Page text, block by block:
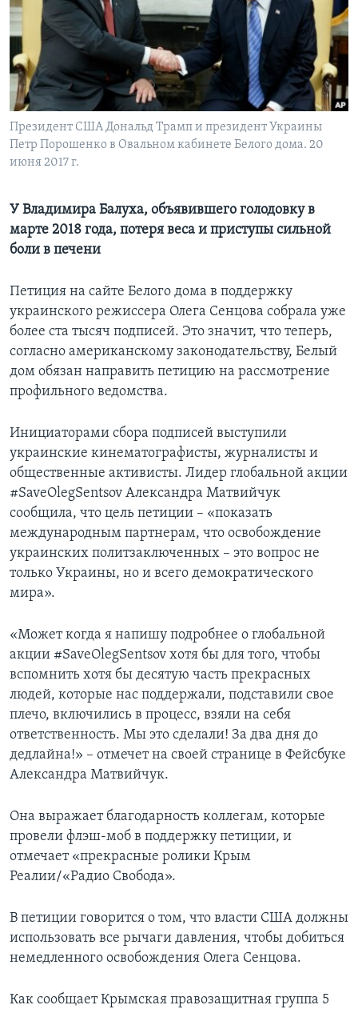
Learning English
СОЦИАЛЬНЫЕ СЕТИ
Языки
Президент США Дональд Трамп и президент Украины
Петр Порошенко в Овальном кабинете Белого дома. 20
июня 2017 г.
У Владимира Балуха, объявившего голодовку в
марте 2018 года, потеря веса и приступы сильной
боли в печени
Петиция на сайте Белого дома в поддержку
украинского режиссера Олега Сенцова собрала уже
более ста тысяч подписей. Это значит, что теперь,
согласно американскому законодательству, Белый
дом обязан направить петицию на рассмотрение
профильного ведомства.
Инициаторами сбора подписей выступили
украинские кинематографисты, журналисты и
общественные активисты. Лидер глобальной акции
#SaveOlegSentsov Александра Матвийчук
сообщила, что цель петиции – «показать
международным партнерам, что освобождение
украинских политзаключенных – это вопрос не
только Украины, но и всего демократического
мира».
«Может когда я напишу подробнее о глобальной
акции #SaveOlegSentsov хотя бы для того, чтобы
вспомнить хотя бы десятую часть прекрасных
людей, которые нас поддержали, подставили свое
плечо, включились в процесс, взяли на себя
ответственность. Мы это сделали! За два дня до
дедлайна!» – отмечет на своей странице в Фейсбуке
Александра Матвийчук.
Она выражает благодарность коллегам, которые
провели флэш-моб в поддержку петиции, и
отмечает «прекрасные ролики Крым
Реалии/«Радио Свобода».
В петиции говорится о том, что власти США должны
использовать все рычаги давления, чтобы добиться
немедленного освобождения Олега Сенцова.
Как сообщает Крымская правозащитная группа 5